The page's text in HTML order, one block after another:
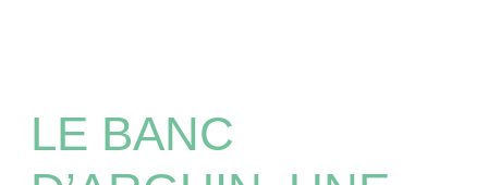
LE BANC